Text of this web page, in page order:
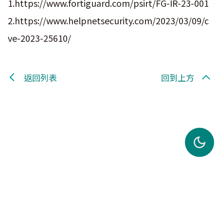
1.https://www.fortiguard.com/psirt/FG-IR-23-001
2.https://www.helpnetsecurity.com/2023/03/09/c
ve-2023-25610/
返回列表 回到上方